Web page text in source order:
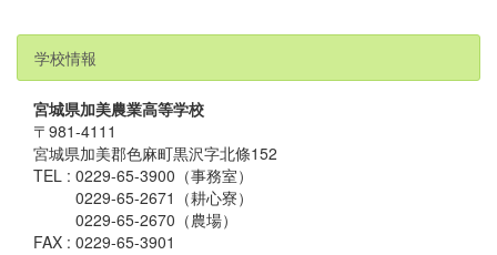
学校情報
宮城県加美農業高等学校
〒981-4111
宮城県加美郡色麻町黒沢字北條152
TEL : 0229-65-3900（事務室）
0229-65-2671（耕心寮）
0229-65-2670（農場）
FAX : 0229-65-3901